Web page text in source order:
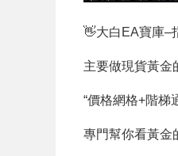
👋大白EA寶庫–
主要做現貨黃金
“價格網格+階梯
專門幫你看黃金